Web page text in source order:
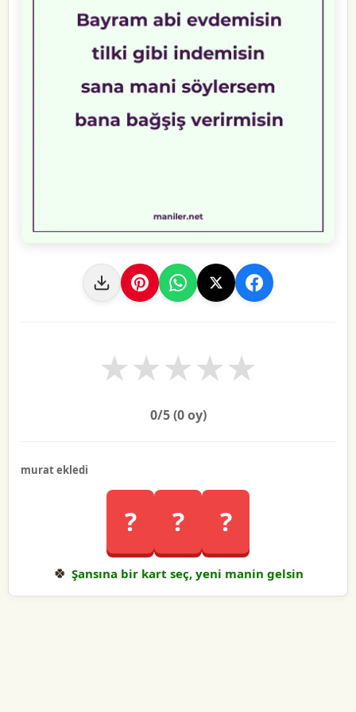
★
★
★
★
★
0/5 (0oy)
murat ekledi
? ? ?
🍀 Şansına bir kart seç, yeni manin gelsin